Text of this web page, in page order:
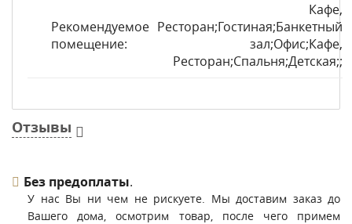
Рекомендуемое
помещение:
Кафе,
Ресторан;Гостиная;Банкетный
зал;Офис;Кафе,
Ресторан;Спальня;Детская;;
Отзывы
Без предоплаты.
У нас Вы ни чем не рискуете. Мы доставим заказ до
Вашего дома, осмотрим товар, после чего примем